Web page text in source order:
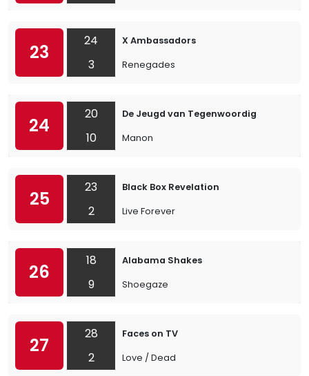
23
24
3
X Ambassadors
Renegades
24
20
10
De Jeugd van Tegenwoordig
Manon
25
23
2
Black Box Revelation
Live Forever
26
18
9
Alabama Shakes
Shoegaze
27
28
2
Faces on TV
Love / Dead